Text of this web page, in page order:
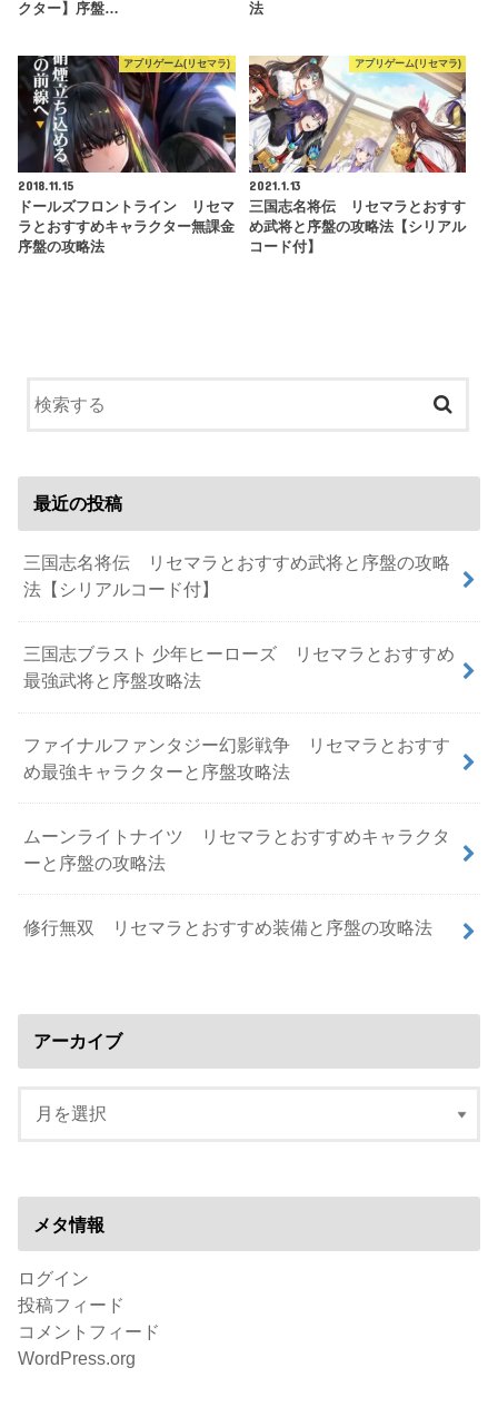
クター】序盤…
法
アプリゲーム(リセマラ)
2018.11.15
ドールズフロントライン リセマ
ラとおすすめキャラクター無課金
序盤の攻略法
アプリゲーム(リセマラ)
2021.1.13
三国志名将伝 リセマラとおすす
め武将と序盤の攻略法【シリアル
コード付】
最近の投稿
三国志名将伝 リセマラとおすすめ武将と序盤の攻略
法【シリアルコード付】
三国志ブラスト 少年ヒーローズ リセマラとおすすめ
最強武将と序盤攻略法
ファイナルファンタジー幻影戦争 リセマラとおすす
め最強キャラクターと序盤攻略法
ムーンライトナイツ リセマラとおすすめキャラクタ
ーと序盤の攻略法
修行無双 リセマラとおすすめ装備と序盤の攻略法
アーカイブ
メタ情報
ログイン
投稿フィード
コメントフィード
WordPress.org